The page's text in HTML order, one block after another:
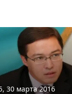
30 марта 2016